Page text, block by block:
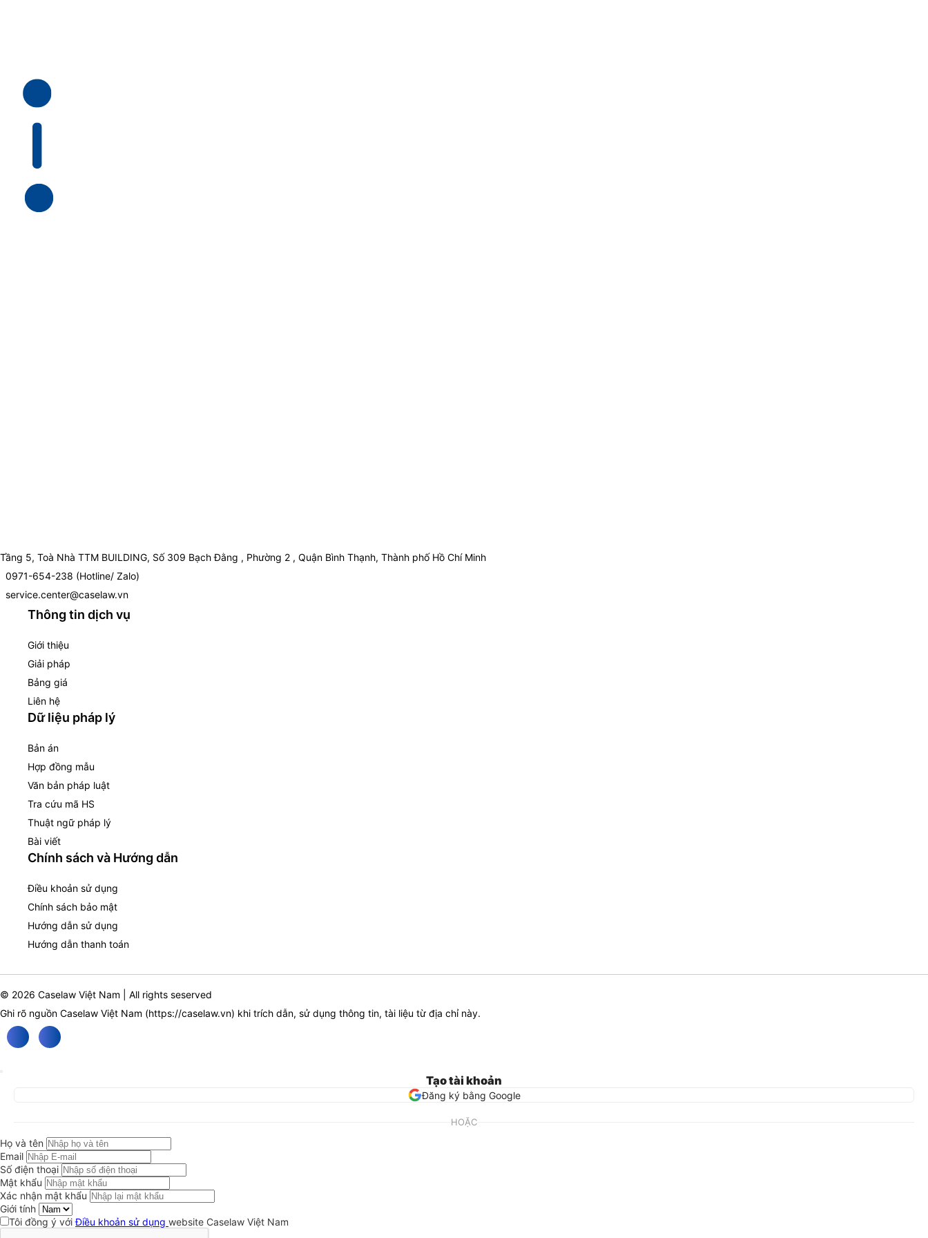
Tầng 5, Toà Nhà TTM BUILDING, Số 309 Bạch Đằng , Phường 2 , Quận Bình Thạnh, Thành phố Hồ Chí Minh
0971-654-238 (Hotline/ Zalo)
service.center@caselaw.vn
Thông tin dịch vụ
Giới thiệu
Giải pháp
Bảng giá
Liên hệ
Dữ liệu pháp lý
Bản án
Hợp đồng mẫu
Văn bản pháp luật
Tra cứu mã HS
Thuật ngữ pháp lý
Bài viết
Chính sách và Hướng dẫn
Điều khoản sử dụng
Chính sách bảo mật
Hướng dẫn sử dụng
Hướng dẫn thanh toán
© 2026 Caselaw Việt Nam | All rights seserved
Ghi rõ nguồn Caselaw Việt Nam (https://caselaw.vn) khi trích dẫn, sử dụng thông tin, tài liệu từ địa chỉ này.
Tạo tài khoản
Đăng ký bằng Google
HOẶC
Họ và tên
Email
Số điện thoại
Mật khẩu
Xác nhận mật khẩu
Giới tính
Tôi đồng ý vớiĐiều khoản sử dụng website Caselaw Việt Nam